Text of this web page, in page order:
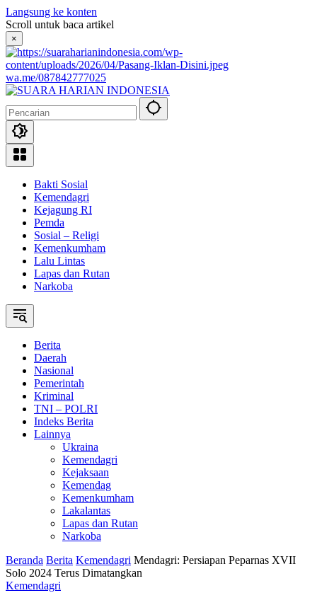
Langsung ke konten
Scroll untuk baca artikel
×
wa.me/087842777025
Bakti Sosial
Kemendagri
Kejagung RI
Pemda
Sosial – Religi
Kemenkumham
Lalu Lintas
Lapas dan Rutan
Narkoba
Berita
Daerah
Nasional
Pemerintah
Kriminal
TNI – POLRI
Indeks Berita
Lainnya
Ukraina
Kemendagri
Kejaksaan
Kemendag
Kemenkumham
Lakalantas
Lapas dan Rutan
Narkoba
Beranda Berita Kemendagri Mendagri: Persiapan Peparnas XVII
Solo 2024 Terus Dimatangkan
Kemendagri